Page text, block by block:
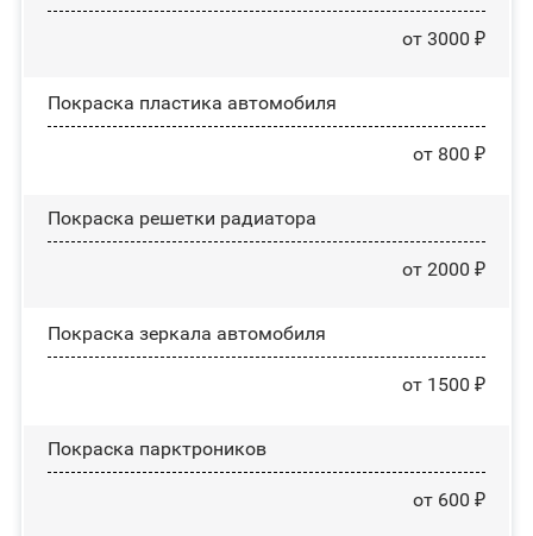
от 3000 ₽
Покраска пластика автомобиля
от 800 ₽
Покраска решетки радиатора
от 2000 ₽
Покраска зеркала автомобиля
от 1500 ₽
Покраска парктроников
от 600 ₽